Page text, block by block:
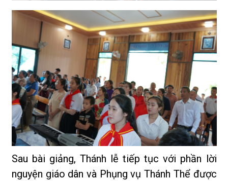
Sau bài giảng, Thánh lễ tiếp tục với phần lời
nguyện giáo dân và Phụng vụ Thánh Thể được